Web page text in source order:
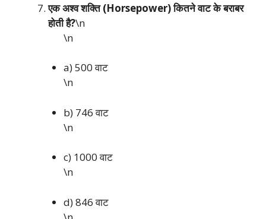
एक अश्व शक्ति (Horsepower) कितने वाट के बराबर
होती है?\n
\n
a) 500 वाट
\n
b) 746 वाट
\n
c) 1000 वाट
\n
d) 846 वाट